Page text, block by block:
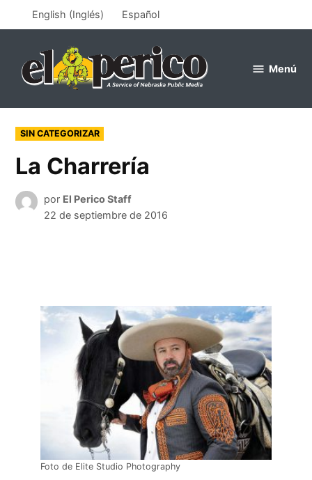
al
contenido
English (Inglés) Español
Menú
PUBLICADO
EN
SIN CATEGORIZAR
La Charrería
por El Perico Staff
22 de septiembre de 2016
Foto de Elite Studio Photography